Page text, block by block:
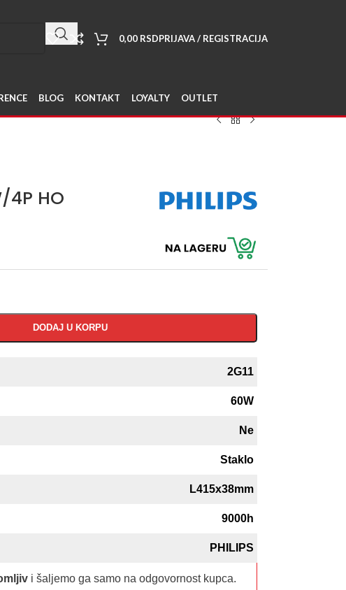
0,00 RSDPRIJAVA / REGISTRACIJA
BLOG KONTAKT LOYALTY OUTLET
4P HO
DODAJ U KORPU
2G11
60W
Ne
Staklo
L415x38mm
9000h
PHILIPS
i šaljemo ga samo na odgovornost kupca.